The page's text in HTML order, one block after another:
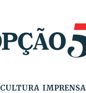
CULTURA IMPRENSA